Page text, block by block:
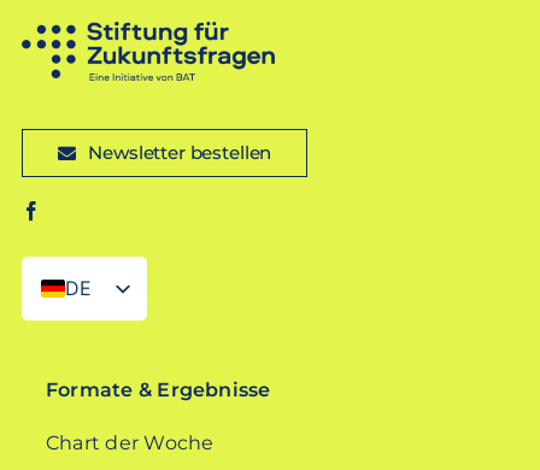
Newsletter bestellen
DE
EN
Formate & Ergebnisse
Chart der Woche